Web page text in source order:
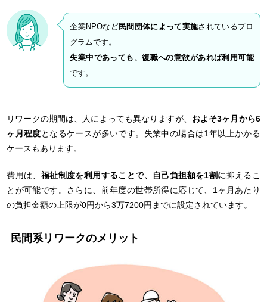
企業NPOなど民間団体によって実施されているプロ
グラムです。
失業中であっても、復職への意欲があれば利用可能
です。
リワークの期間は、人によっても異なりますが、 およそ3ヶ月から6
ヶ月程度となるケースが多いです。失業中の場合は1年以上かかる
ケースもあります。
費用は、 福祉制度を利用することで、自己負担額を1割に抑えるこ
とが可能です。さらに、前年度の世帯所得に応じて、1ヶ月あたり
の負担金額の上限が0円から3万7200円までに設定されています。
民間系リワークのメリット